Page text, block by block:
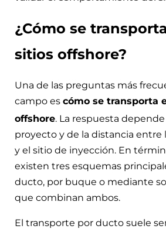
¿Cómo se
sitios offshore?
Una de las preguntas más
campo es cómo se transporta
offshore. La respuesta
proyecto y de la distancia entre
y el sitio de inyección. En
existen tres esquemas
ducto, por buque o mediante
que combinan ambos.
El transporte por ducto suele